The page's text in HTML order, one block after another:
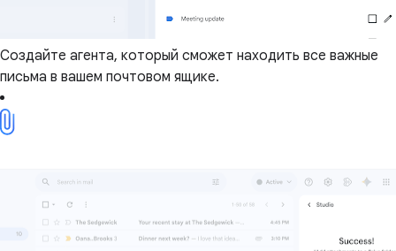
Создайте агента, который сможет находить все важные
письма в вашем почтовом ящике.